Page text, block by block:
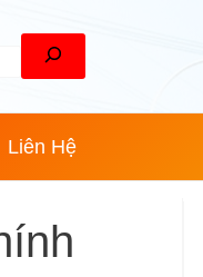
Liên Hệ